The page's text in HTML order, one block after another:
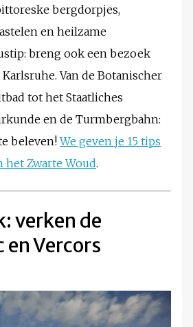
bergdorpjes,
en heilzame
breng ook een bezoek
Van de Botanischer
tot het Staatliches
en de Turmbergbahn:
beleven!We geven je 15 tips
het Zwarte Woud.
verken de
en Vercors